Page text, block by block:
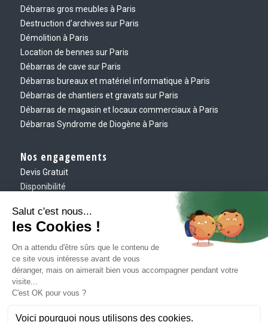
Débarras gros meubles à Paris
Destruction d’archives sur Paris
Démolition à Paris
Location de bennes sur Paris
Débarras de cave sur Paris
Débarras bureaux et matériel informatique à Paris
Débarras de chantiers et gravats sur Paris
Débarras de magasin et locaux commerciaux à Paris
Débarras Syndrome de Diogène à Paris
Nos engagements
Devis Gratuit
Disponibilité
Ponctualité
Exigence
Contact
Envoyez-nous un message
Tél :01 43 58 35 35